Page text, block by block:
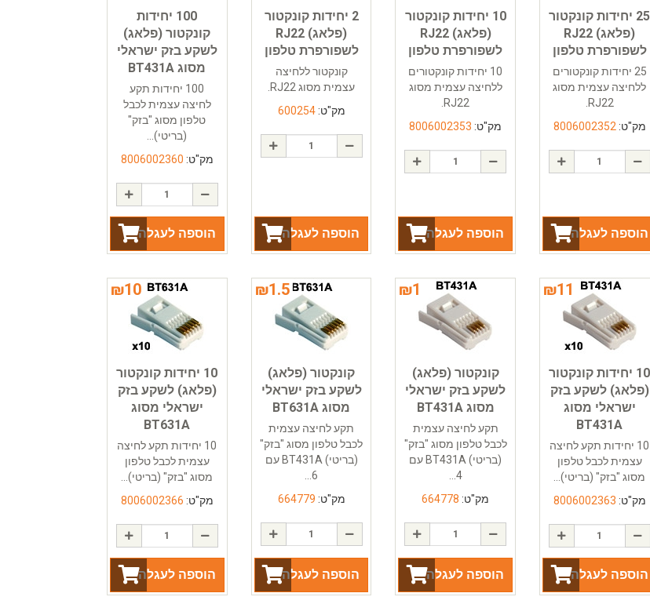
25 יחידות קונקטור
(פלאג) RJ22
לשפורפרת טלפון
25 יחידות קונקטורים
ללחיצה עצמית מסוג
RJ22.
מק"ט: 8006002352
הוספה לעגלה
10 יחידות קונקטור
(פלאג) RJ22
לשפורפרת טלפון
10 יחידות קונקטורים
ללחיצה עצמית מסוג
RJ22.
מק"ט: 8006002353
הוספה לעגלה
2 יחידות קונקטור
(פלאג) RJ22
לשפורפרת טלפון
קונקטור ללחיצה
עצמית מסוג RJ22.
מק"ט:600254
הוספה לעגלה
100 יחידות
קונקטור (פלאג)
לשקע בזק ישראלי
מסוג BT431A
100 יחידות תקע
לחיצה עצמית לכבל
טלפון מסוג "בזק"
(בריטי)...
מק"ט: 8006002360
הוספה לעגלה
₪11
10 יחידות קונקטור
(פלאג) לשקע בזק
ישראלי מסוג
BT431A
10 יחידות תקע לחיצה
עצמית לכבל טלפון
מסוג "בזק" (בריטי)...
מק"ט: 8006002363
הוספה לעגלה
₪1
קונקטור (פלאג)
לשקע בזק ישראלי
מסוג BT431A
תקע לחיצה עצמית
לכבל טלפון מסוג "בזק"
(בריטי) BT431A עם
4...
מק"ט: 664778
הוספה לעגלה
₪1.5
קונקטור (פלאג)
לשקע בזק ישראלי
מסוג BT631A
תקע לחיצה עצמית
לכבל טלפון מסוג "בזק"
(בריטי) BT431A עם
6...
מק"ט: 664779
הוספה לעגלה
₪10
10 יחידות קונקטור
(פלאג) לשקע בזק
ישראלי מסוג
BT631A
10 יחידות תקע לחיצה
עצמית לכבל טלפון
מסוג "בזק" (בריטי)...
מק"ט: 8006002366
הוספה לעגלה